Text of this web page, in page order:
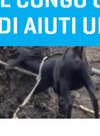
AIUTI